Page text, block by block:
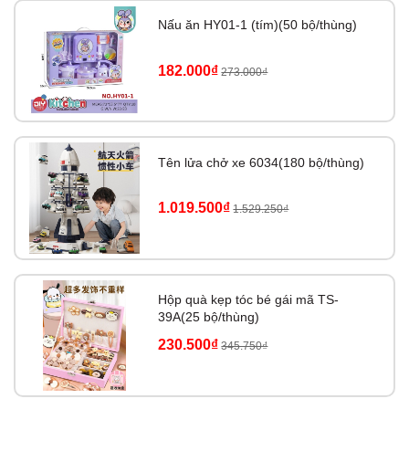
Nấu ăn HY01-1 (tím)(50 bộ/thùng)
182.000₫ 273.000₫
Tên lửa chở xe 6034(180 bộ/thùng)
1.019.500₫ 1.529.250₫
Hộp quà kẹp tóc bé gái mã TS-
39A(25 bộ/thùng)
230.500₫ 345.750₫